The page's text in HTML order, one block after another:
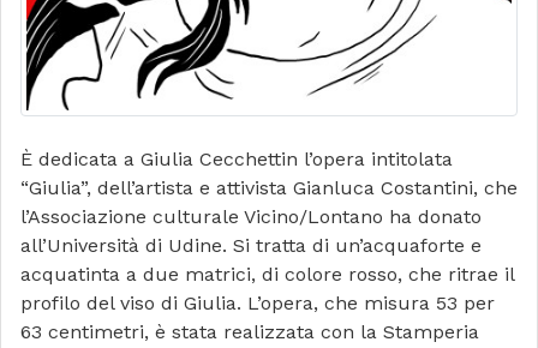
È dedicata a Giulia Cecchettin l’opera intitolata
“Giulia”, dell’artista e attivista Gianluca Costantini, che
l’Associazione culturale Vicino/Lontano ha donato
all’Università di Udine. Si tratta di un’acquaforte e
acquatinta a due matrici, di colore rosso, che ritrae il
profilo del viso di Giulia. L’opera, che misura 53 per
63 centimetri, è stata realizzata con la Stamperia